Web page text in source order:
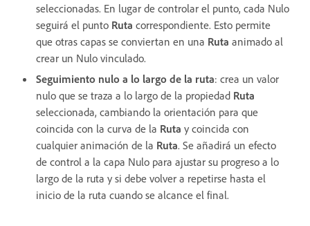
seleccionadas. En lugar de controlar el punto, cada Nulo
seguirá el punto Ruta correspondiente. Esto permite
que otras capas se conviertan en una Ruta animado al
crear un Nulo vinculado.
Seguimiento nulo a lo largo de la ruta: crea un valor
nulo que se traza a lo largo de la propiedad Ruta
seleccionada, cambiando la orientación para que
coincida con la curva de la Ruta y coincida con
cualquier animación de la Ruta. Se añadirá un efecto
de control a la capa Nulo para ajustar su progreso a lo
largo de la ruta y si debe volver a repetirse hasta el
inicio de la ruta cuando se alcance el final.